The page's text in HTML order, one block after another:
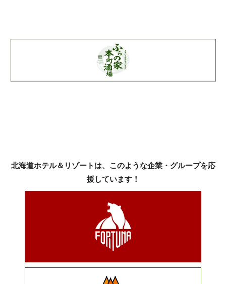
北海道ホテル＆リゾートは、このような企業・グループを応
援しています！